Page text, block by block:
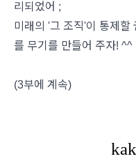
리되었어 ;
미래의 '그 조직'이 통제할
를 무기를 만들어 주자! ^^
(3부에 계속)